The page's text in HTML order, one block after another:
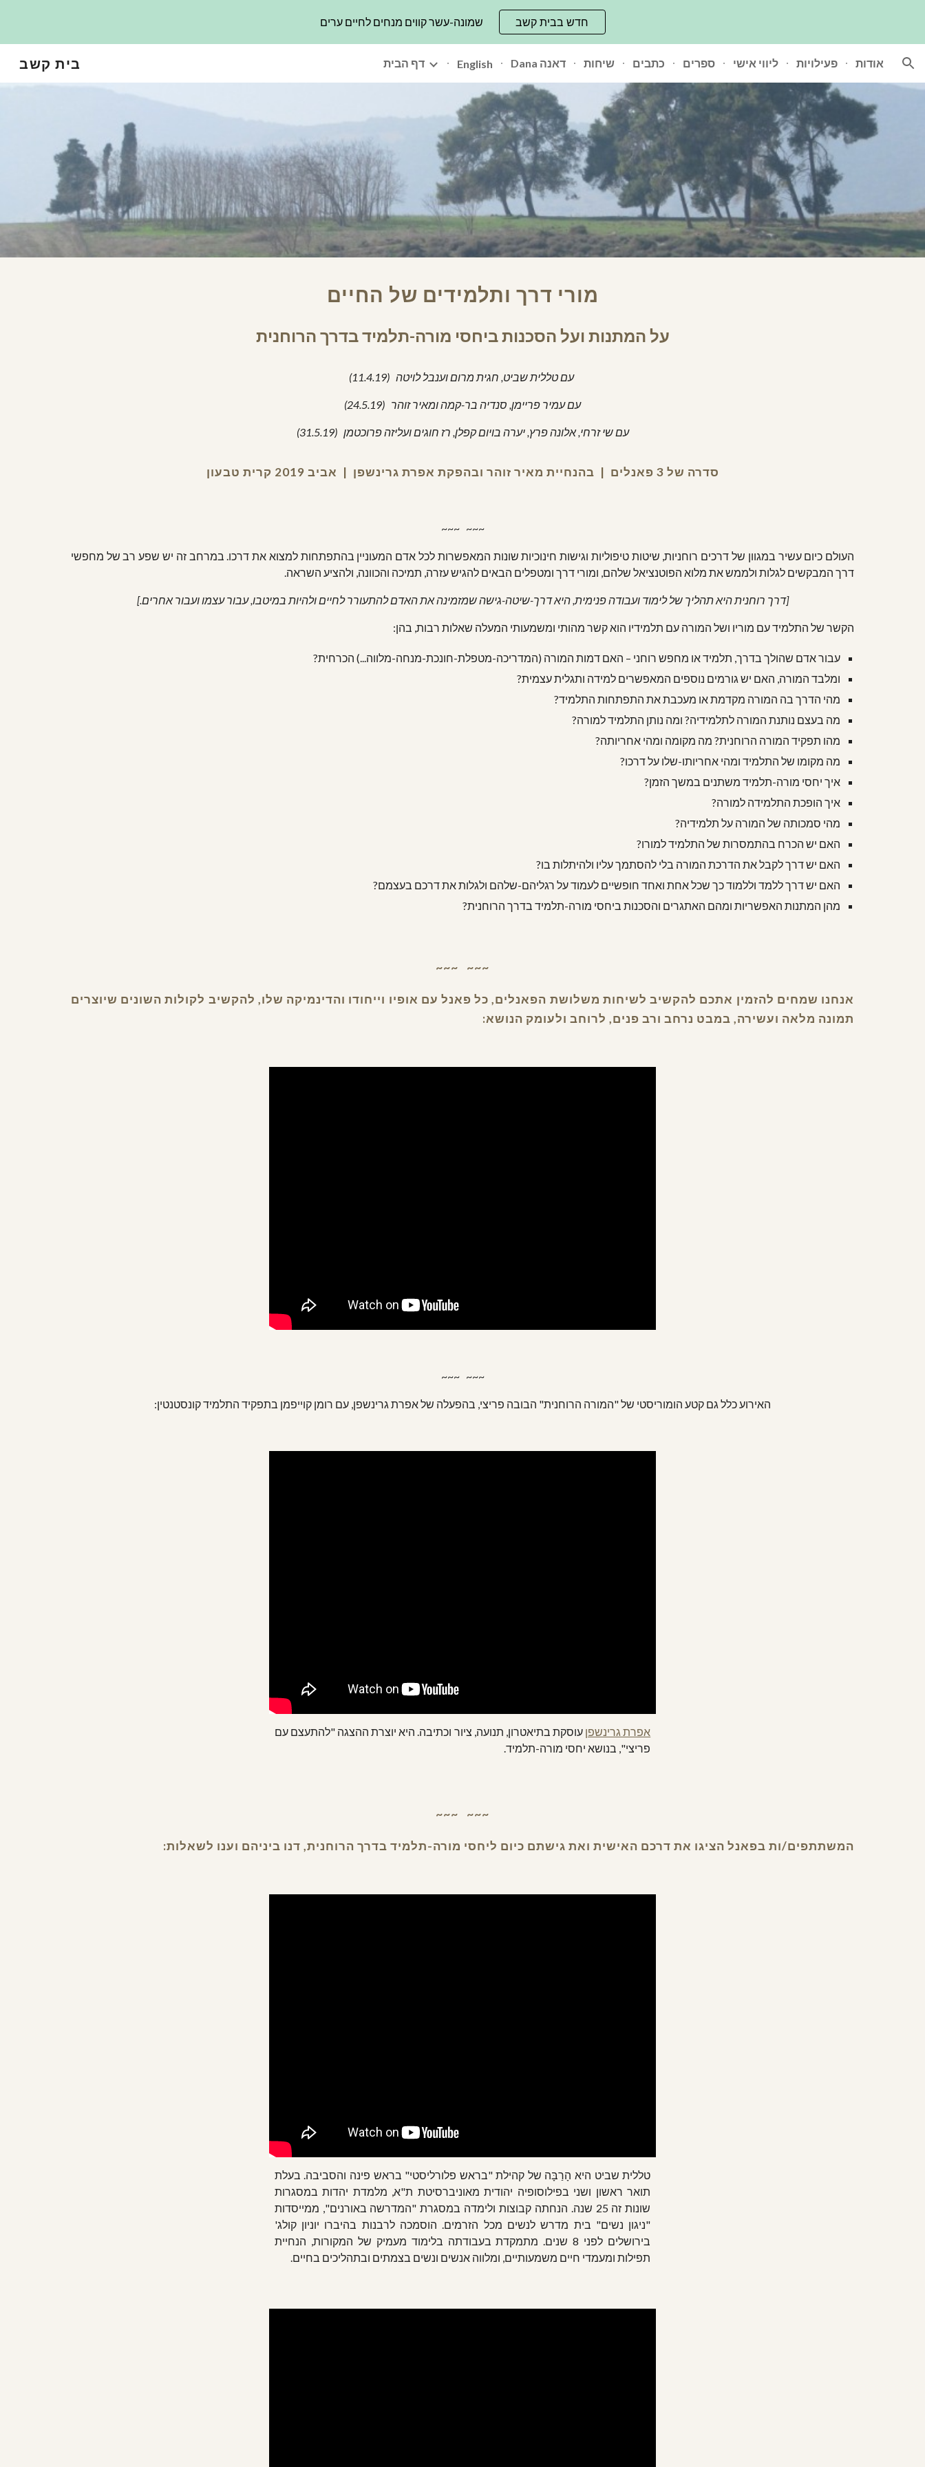
Skip to main content Skip to navigation שמונה-עשר קווים מנחים לחיים ערים חדש בבית קשב
בית קשב דף הבית English Dana דאנה שיחות כתבים ספרים ליווי אישי פעילויות אודות
מורי דרך ותלמידים של החיים
על המתנות ועל הסכנות ביחסי מורה-תלמיד בדרך הרוחנית
עם טללית שביט, חגית מרום וענבל לויטה   (11.4.19)
עם עמיר פריימן, סנדיה בר-קמה ומאיר זוהר   (24.5.19)
עם שי זרחי, אלונה פרץ, יערה בויום קפלן, רז חוגים ועליזה פרוכטמן   (31.5.19)
סדרה של 3 פאנלים  |  בהנחיית מאיר זוהר ובהפקת אפרת גרינשפן  |  אביב 2019 קרית טבעון
~~~   ~~~
העולם כיום עשיר במגוון של דרכים רוחניות, שיטות טיפוליות וגישות חינוכיות שונות המאפשרות לכל אדם המעוניין בהתפתחות למצוא את דרכו. במרחב זה יש שפע רב של מחפשי
דרך המבקשים לגלות ולממש את מלוא הפוטנציאל שלהם, ומורי דרך ומטפלים הבאים להגיש עזרה, תמיכה והכוונה, ולהציע השראה.
[דרך רוחנית היא תהליך של לימוד ועבודה פנימית, היא דרך-שיטה-גישה שמזמינה את האדם להתעורר לחיים ולהיות במיטבו, עבור עצמו ועבור אחרים.]
הקשר של התלמיד עם מוריו ושל המורה עם תלמידיו הוא קשר מהותי ומשמעותי המעלה שאלות רבות, בהן:
עבור אדם שהולך בדרך, תלמיד או מחפש רוחני – האם דמות המורה (המדריכה-מטפלת-חונכת-מנחה-מלווה...) הכרחית?
ומלבד המורה, האם יש גורמים נוספים המאפשרים למידה ותגלית עצמית?
מהי הדרך בה המורה מקדמת או מעכבת את התפתחות התלמיד?
מה בעצם נותנת המורה לתלמידיה? ומה נותן התלמיד למורה?
מהו תפקיד המורה הרוחנית? מה מקומה ומהי אחריותה?
מה מקומו של התלמיד ומהי אחריותו-שלו על דרכו?
איך יחסי מורה-תלמיד משתנים במשך הזמן?
איך הופכת התלמידה למורה?
מהי סמכותה של המורה על תלמידיה?
האם יש הכרח בהתמסרות של התלמיד למורו?
האם יש דרך לקבל את הדרכת המורה בלי להסתמך עליו ולהיתלות בו?
האם יש דרך ללמד וללמוד כך שכל אחת ואחד חופשיים לעמוד על רגליהם-שלהם ולגלות את דרכם בעצמם?
מהן המתנות האפשריות ומהם האתגרים והסכנות ביחסי מורה-תלמיד בדרך הרוחנית?
~~~   ~~~
אנחנו שמחים להזמין אתכם להקשיב לשיחות משלושת הפאנלים, כל פאנל עם אופיו וייחודו והדינמיקה שלו, להקשיב לקולות השונים שיוצרים
תמונה מלאה ועשירה, במבט נרחב ורב פנים, לרוחב ולעומק הנושא:
~~~   ~~~
האירוע כלל גם קטע הומוריסטי של "המורה הרוחנית" הבובה פריצי, בהפעלה של אפרת גרינשפן, עם רומן קוייפמן בתפקיד התלמיד קונסטנטין:
אפרת גרינשפן עוסקת בתיאטרון, תנועה, ציור וכתיבה. היא יוצרת ההצגה "להתעצם עם
פריצי", בנושא יחסי מורה-תלמיד.
~~~   ~~~
המשתתפים/ות בפאנל הציגו את דרכם האישית ואת גישתם כיום ליחסי מורה-תלמיד בדרך הרוחנית, דנו ביניהם וענו לשאלות:
טללית שביט היא הָרַבָּה של קהילת "בראש פלורליסטי" בראש פינה והסביבה. בעלת
תואר ראשון ושני בפילוסופיה יהודית מאוניברסיטת ת"א, מלמדת יהדות במסגרות
שונות זה 25 שנה. הנחתה קבוצות ולימדה במסגרת "המדרשה באורנים", ממייסדות
"ניגון נשים" בית מדרש לנשים מכל הזרמים. הוסמכה לרבנות בהיברו יוניון קולג'
בירושלים לפני 8 שנים. מתמקדת בעבודתה בלימוד מעמיק של המקורות, הנחיית
תפילות ומעמדי חיים משמעותיים, ומלווה אנשים ונשים בצמתים ובתהליכים בחיים.